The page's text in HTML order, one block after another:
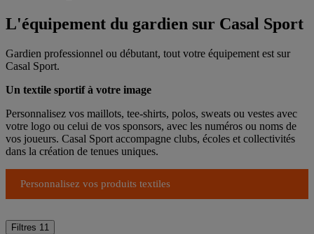
L'équipement du gardien sur Casal Sport
Gardien professionnel ou débutant, tout votre équipement est sur
Casal Sport.
Un textile sportif à votre image
Personnalisez vos maillots, tee-shirts, polos, sweats ou vestes avec
votre logo ou celui de vos sponsors, avec les numéros ou noms de
vos joueurs. Casal Sport accompagne clubs, écoles et collectivités
dans la création de tenues uniques.
Personnalisez vos produits textiles
Filtres 11